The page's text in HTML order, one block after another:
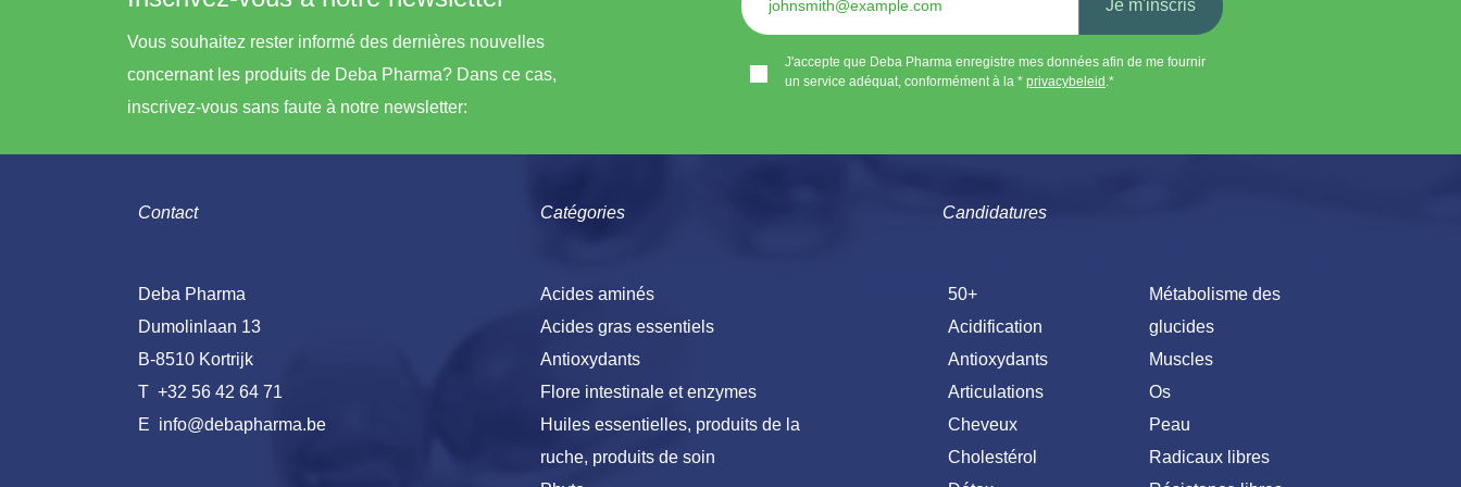
Je m'inscris
J'accepte que Deba Pharma enregistre mes données afin de me fournir
un service adéquat, conformément à la * ​ privacybeleid .*
Vous souhaitez rester informé des dernières nouvelles
concernant les produits de Deba Pharma? Dans ce cas,
inscrivez-vous sans faute à notre newsletter:
Candidatures
50+
Acidification
Antioxydants
Articulations
Cheveux
Cholestérol
Métabolisme des
glucides
Muscles
Os
Peau
Radicaux libres
Contact
Deba Pharma
Dumolinlaan 13
B-8510 Kortrijk
T +32 56 42 64 71
E info@debapharma.be
Catégories
Acides aminés
Acides gras essentiels
Antioxydants
Flore intestinale et enzymes
Huiles essentielles, produits de la
ruche, produits de soin